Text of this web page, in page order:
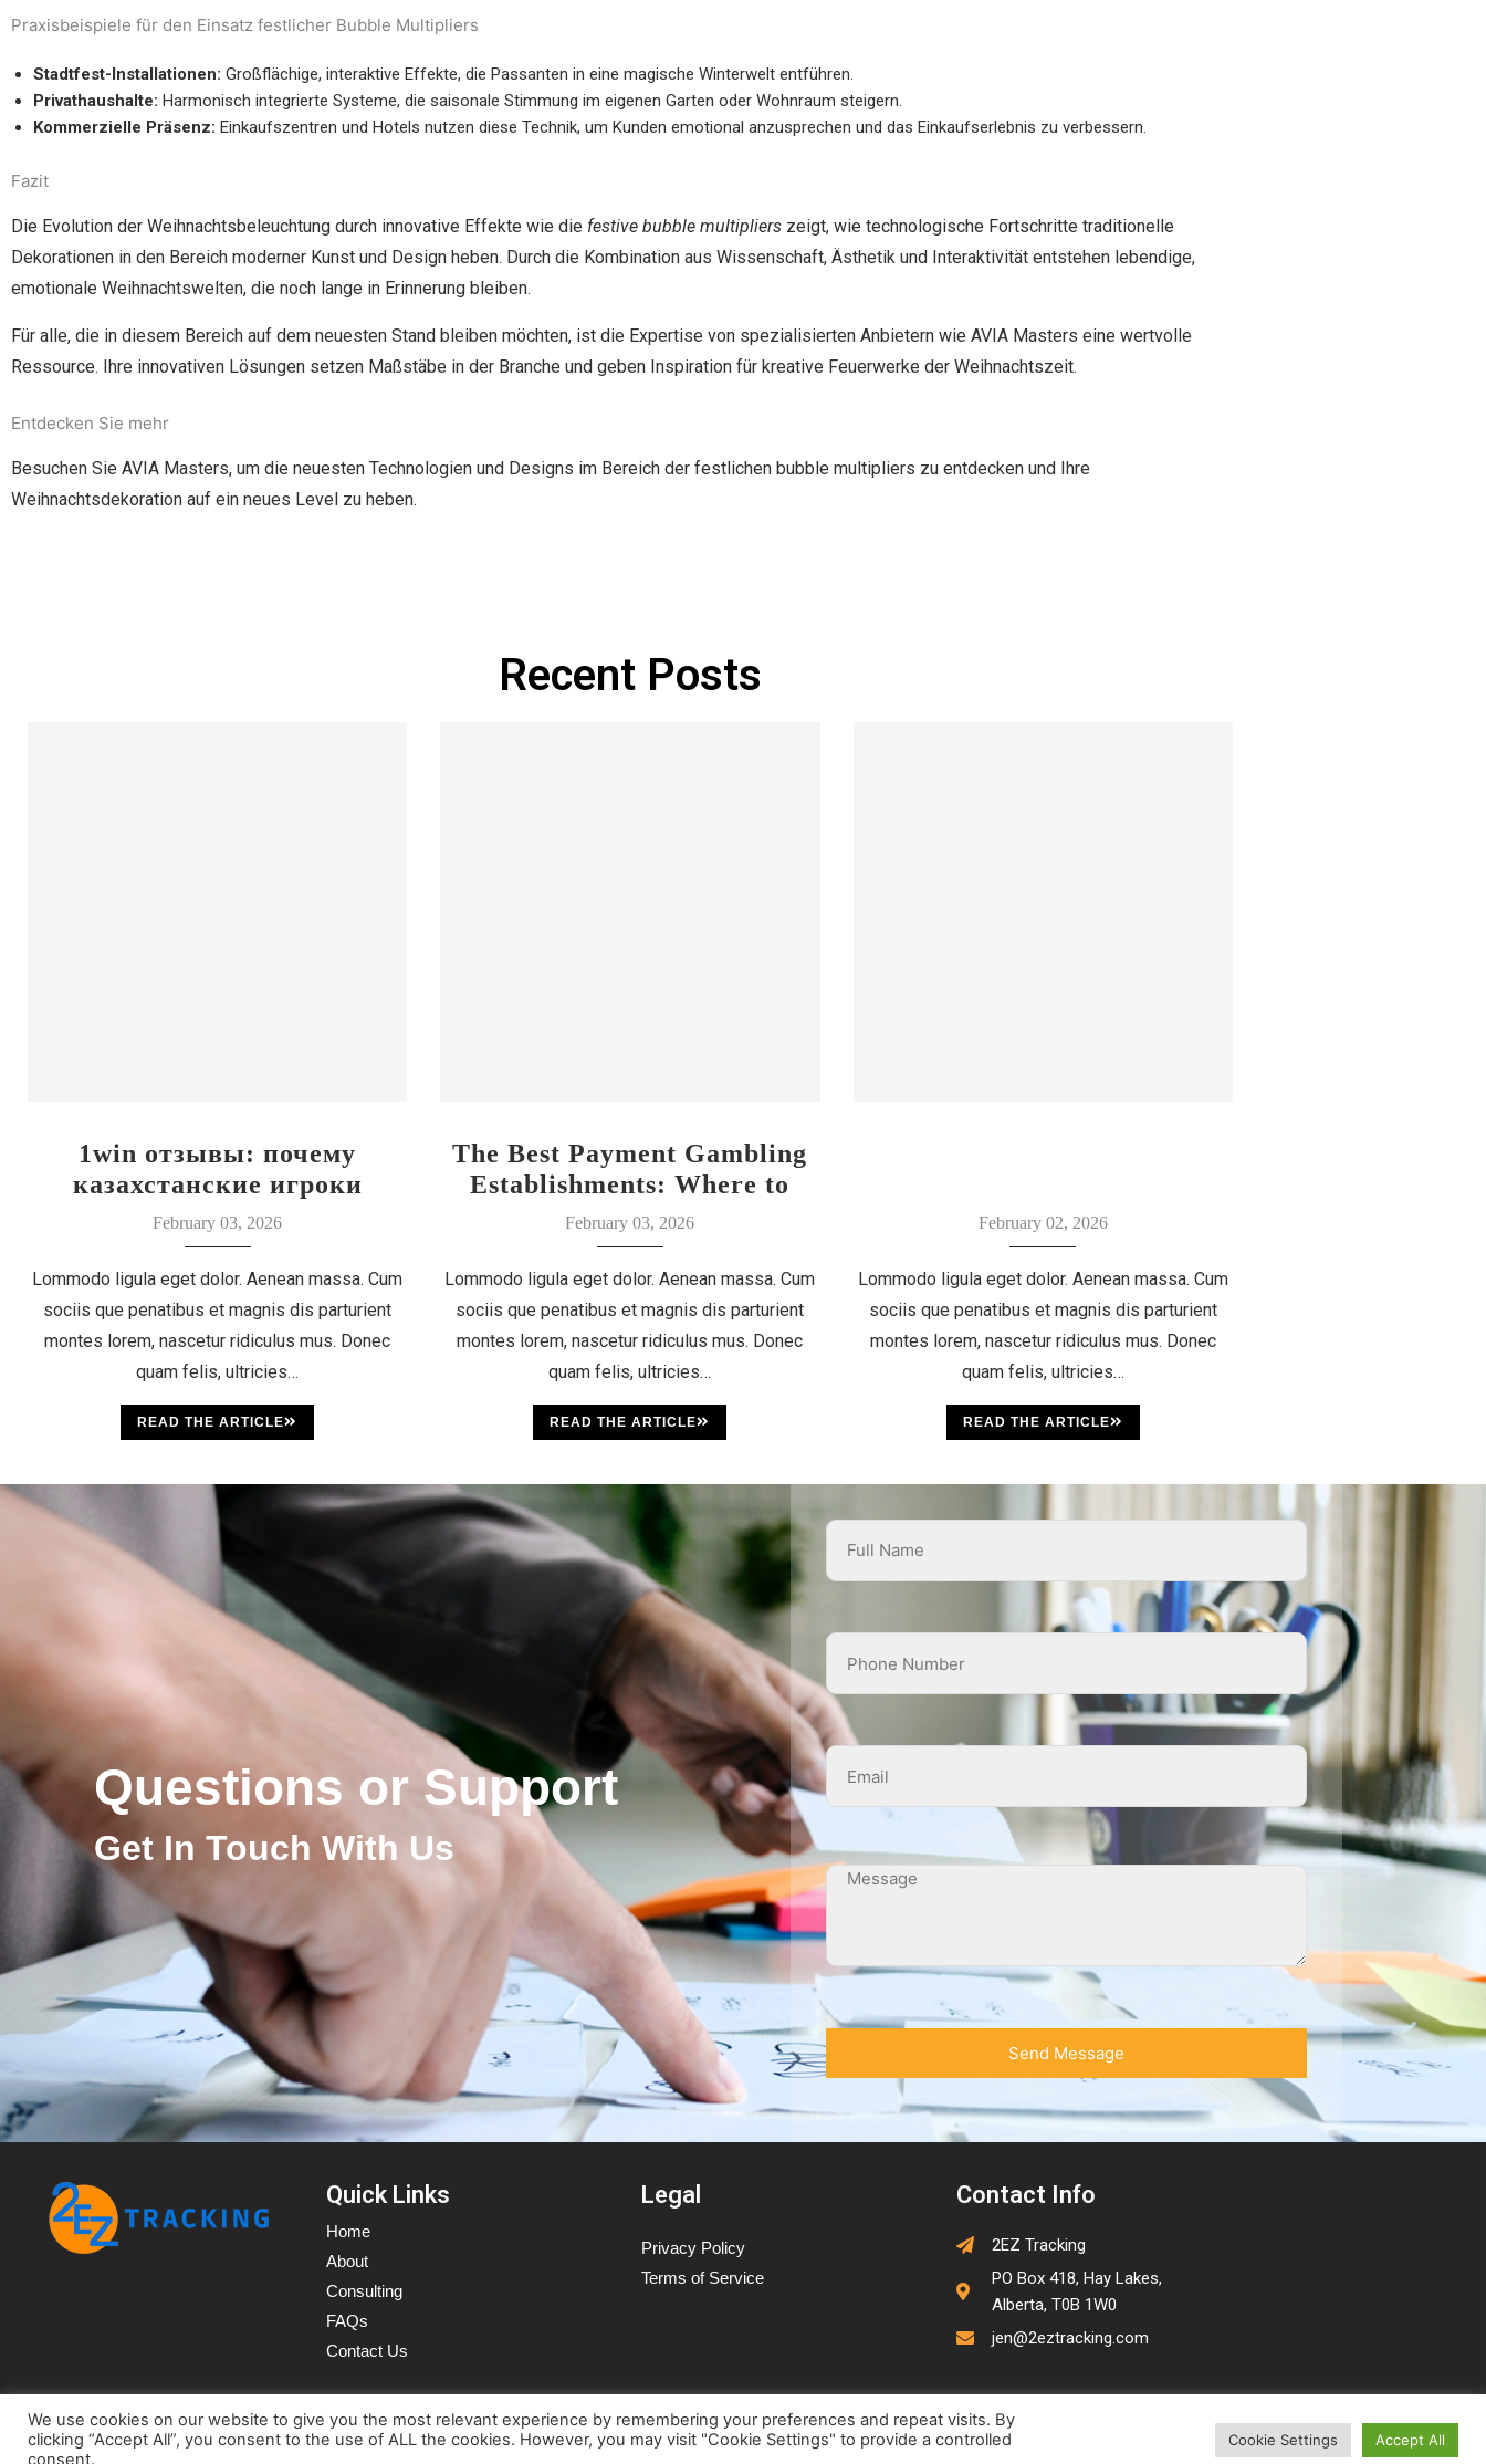
Praxisbeispiele für den Einsatz festlicher Bubble Multipliers
Stadtfest-Installationen: Großflächige, interaktive Effekte, die Passanten in eine magische Winterwelt entführen.
Privathaushalte: Harmonisch integrierte Systeme, die saisonale Stimmung im eigenen Garten oder Wohnraum steigern.
Kommerzielle Präsenz: Einkaufszentren und Hotels nutzen diese Technik, um Kunden emotional anzusprechen und das Einkaufserlebnis zu verbessern.
Fazit
Die Evolution der Weihnachtsbeleuchtung durch innovative Effekte wie die festive bubble multipliers zeigt, wie technologische Fortschritte traditionelle
Dekorationen in den Bereich moderner Kunst und Design heben. Durch die Kombination aus Wissenschaft, Ästhetik und Interaktivität entstehen lebendige,
emotionale Weihnachtswelten, die noch lange in Erinnerung bleiben.
Für alle, die in diesem Bereich auf dem neuesten Stand bleiben möchten, ist die Expertise von spezialisierten Anbietern wie AVIA Masters eine wertvolle
Ressource. Ihre innovativen Lösungen setzen Maßstäbe in der Branche und geben Inspiration für kreative Feuerwerke der Weihnachtszeit.
Entdecken Sie mehr
Besuchen Sie AVIA Masters, um die neuesten Technologien und Designs im Bereich der festlichen bubble multipliers zu entdecken und Ihre
Weihnachtsdekoration auf ein neues Level zu heben.
Recent Posts
1win отзывы: почему
казахстанские игроки
выбирают этот бренд
February 03, 2026
Lommodo ligula eget dolor. Aenean massa. Cum
sociis que penatibus et magnis dis parturient
montes lorem, nascetur ridiculus mus. Donec
quam felis, ultricies…
READ THE ARTICLE
The Best Payment Gambling
Establishments: Where to
Discover Your Luck
February 03, 2026
Lommodo ligula eget dolor. Aenean massa. Cum
sociis que penatibus et magnis dis parturient
montes lorem, nascetur ridiculus mus. Donec
quam felis, ultricies…
READ THE ARTICLE
February 02, 2026
Lommodo ligula eget dolor. Aenean massa. Cum
sociis que penatibus et magnis dis parturient
montes lorem, nascetur ridiculus mus. Donec
quam felis, ultricies…
READ THE ARTICLE
Questions or Support
Get In Touch With Us
Quick Links
Home
About
Consulting
FAQs
Contact Us
Legal
Privacy Policy
Terms of Service
Contact Info
2EZ Tracking
PO Box 418, Hay Lakes,
Alberta, T0B 1W0
jen@2eztracking.com
© 2022-2023 www.2eztracking.com | Designed by Cepoch
We use cookies on our website to give you the most relevant experience by remembering your preferences and repeat visits. By
clicking “Accept All”, you consent to the use of ALL the cookies. However, you may visit "Cookie Settings" to provide a controlled
consent.
Cookie Settings Accept All